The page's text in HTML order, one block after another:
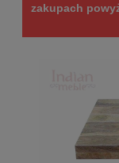
zakupach